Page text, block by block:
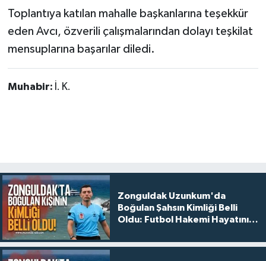
Toplantıya katılan mahalle başkanlarına teşekkür
eden Avcı, özverili çalışmalarından dolayı teşkilat
mensuplarına başarılar diledi.
Muhabir: İ. K.
Zonguldak Uzunkum'da
Boğulan Şahsın Kimliği Belli
Oldu: Futbol Hakemi Hayatını